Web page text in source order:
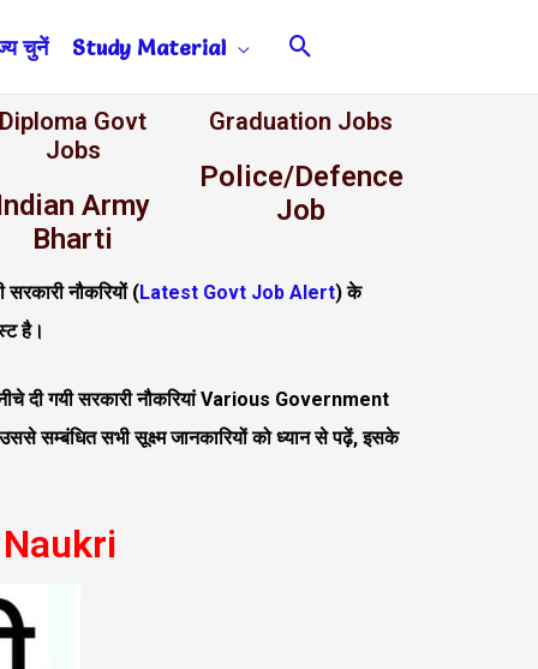
चुनें Study Material Search
Diploma Govt
Jobs
Army
Bharti
Graduation Jobs
Police/Defence
Job
सरकारी नौकरियों (Latest Govt Job Alert) के
है।
दी गयी सरकारी नौकरियां Various Government
सम्बंधित सभी सूक्ष्म जानकारियों को ध्यान से पढ़ें, इसके